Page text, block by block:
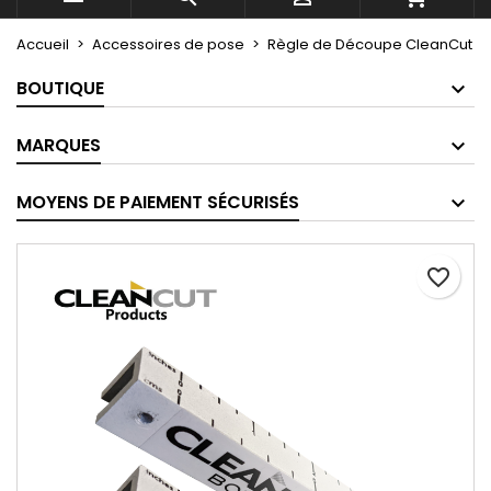
Accueil Accessoires de pose Règle de Découpe CleanCut
BOUTIQUE
MARQUES
MOYENS DE PAIEMENT SÉCURISÉS
favorite_border